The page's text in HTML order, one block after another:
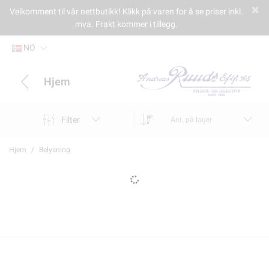
Velkomment til vår nettbutikk! Klikk på varen for å se priser inkl.
mva. Frakt kommer i tillegg.
NO
Hjem
Filter Ant. på lager
Hjem Belysning